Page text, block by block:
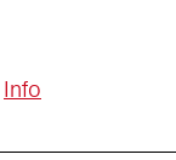
Info